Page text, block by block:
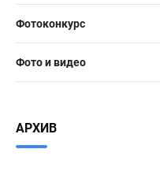
Фотоконкурс
Фото и видео
АРХИВ